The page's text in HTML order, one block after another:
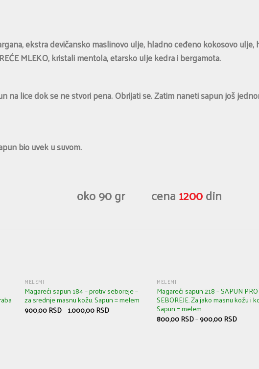
ekstra devičansko maslinovo ulje, hladno ceđeno kokosovo
MLEKO, kristali mentola, etarsko ulje kedra i bergamota.
na lice dok se ne stvori pena. Obrijati se. Zatim naneti sapun još
bio uvek u suvom.
oko 90 gr cena1200din
MELEMI
Magareći sapun 184 – protiv seboreje –
za srednje masnu kožu. Sapun = melem
900,00RSD–1.000,00RSD
MELEMI
Magareći sapun 218 – SAPUN
SEBOREJE. Za jako masnu kožu i
Sapun = melem.
800,00RSD–900,00RSD